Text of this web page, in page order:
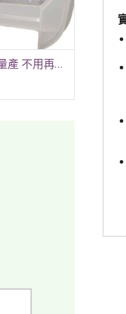
研發/試產/量產 不用再跑五家！銳隆光電一站式全包！